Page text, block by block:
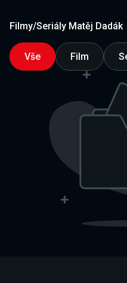
Filmy/Seriály Matěj Dadák
Vše Film